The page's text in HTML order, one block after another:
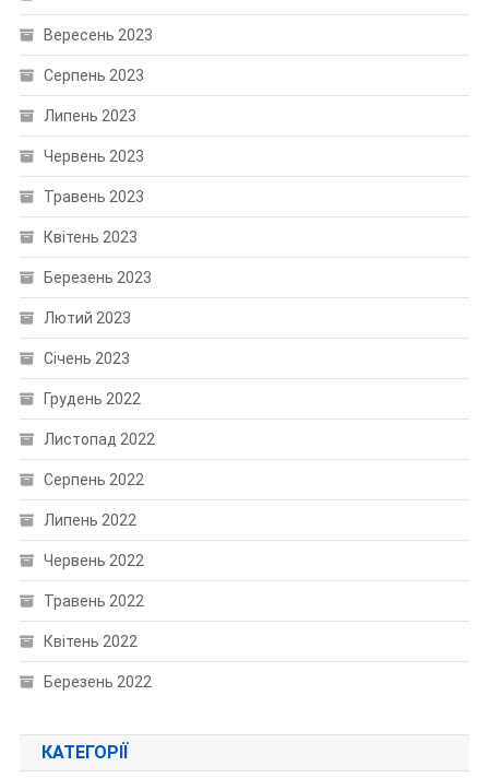
Вересень 2023
Серпень 2023
Липень 2023
Червень 2023
Травень 2023
Квітень 2023
Березень 2023
Лютий 2023
Січень 2023
Грудень 2022
Листопад 2022
Серпень 2022
Липень 2022
Червень 2022
Травень 2022
Квітень 2022
Березень 2022
КАТЕГОРІЇ